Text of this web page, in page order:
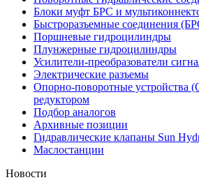
Блоки муфт БРС и
Быстроразъемные соединения
Поршневые гидроцилиндры
Плунжерные гидроцилиндры
Усилители-преобразователи
Электрические разъемы
Опорно-поворотные устройства
редуктором
Подбор аналогов
Архивные позиции
Гидравлические клапаны Sun
Маслостанции
Новости